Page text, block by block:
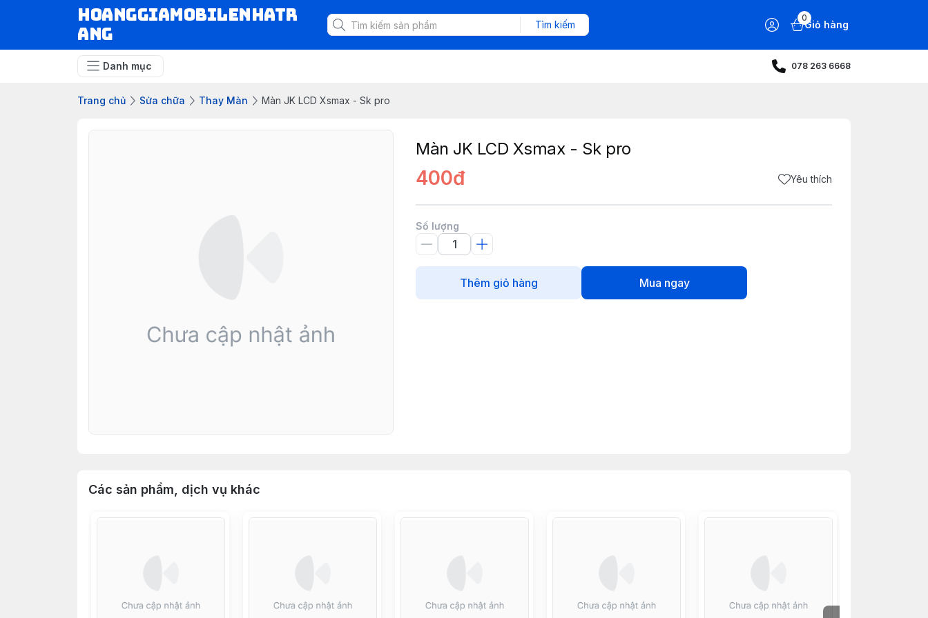
hoanggiamobilenhatr
ang
Tìm kiếm
0
Giỏ hàng
Danh mục 078 263 6668
Trang chủ Sửa chữa Thay Màn Màn JK LCD Xsmax - Sk pro
Màn JK LCD Xsmax - Sk pro
400đ Yêu thích
Số lượng
Thêm giỏ hàng Mua ngay
Các sản phẩm, dịch vụ khác